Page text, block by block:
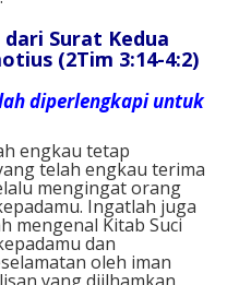
dari Surat Kedua
(2Tim 3:14-4:2)
diperlengkapi untuk
engkau tetap
telah engkau terima
mengingat orang
Ingatlah juga
mengenal Kitab Suci
dan
oleh iman